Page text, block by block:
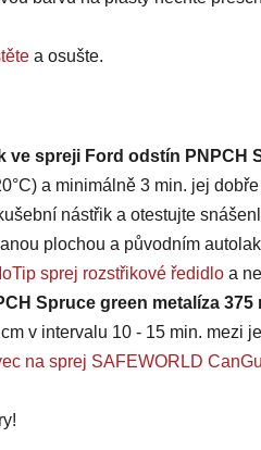
a osušte.
ve spreji Ford odstín PNPCH
a minimálně 3 min. jej
nástřik a otestujte
plochou a původním
sprej rozstřikové ředidlo a
Spruce green metalíza 375
v intervalu 10 - 15 min. mezi
na sprej SAFEWORLD